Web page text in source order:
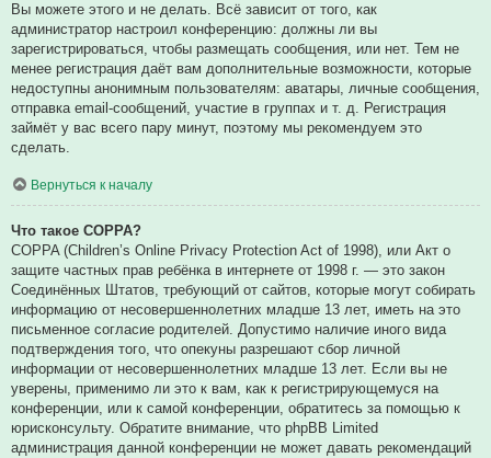
Вы можете этого и не делать. Всё зависит от того, как
администратор настроил конференцию: должны ли вы
зарегистрироваться, чтобы размещать сообщения, или нет. Тем не
менее регистрация даёт вам дополнительные возможности, которые
недоступны анонимным пользователям: аватары, личные сообщения,
отправка email-сообщений, участие в группах и т. д. Регистрация
займёт у вас всего пару минут, поэтому мы рекомендуем это
сделать.
Вернуться к началу
Что такое COPPA?
COPPA (Children’s Online Privacy Protection Act of 1998), или Акт о
защите частных прав ребёнка в интернете от 1998 г. — это закон
Соединённых Штатов, требующий от сайтов, которые могут собирать
информацию от несовершеннолетних младше 13 лет, иметь на это
письменное согласие родителей. Допустимо наличие иного вида
подтверждения того, что опекуны разрешают сбор личной
информации от несовершеннолетних младше 13 лет. Если вы не
уверены, применимо ли это к вам, как к регистрирующемуся на
конференции, или к самой конференции, обратитесь за помощью к
юрисконсульту. Обратите внимание, что phpBB Limited
администрация данной конференции не может давать рекомендаций